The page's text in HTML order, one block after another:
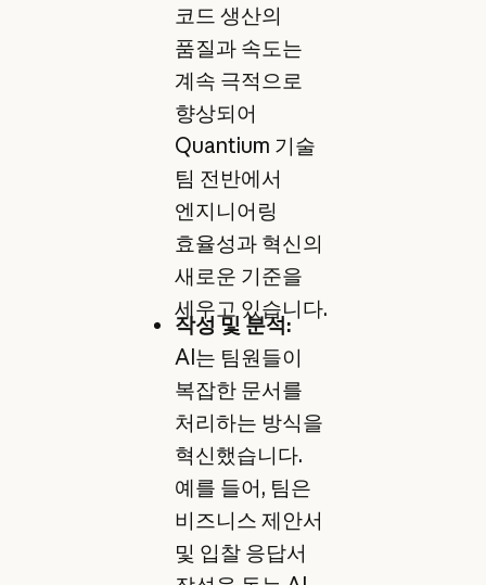
코드 생산의
품질과 속도는
계속 극적으로
향상되어
Quantium 기술
팀 전반에서
엔지니어링
효율성과 혁신의
새로운 기준을
세우고 있습니다.
작성 및 분석:
AI는 팀원들이
복잡한 문서를
처리하는 방식을
혁신했습니다.
예를 들어, 팀은
비즈니스 제안서
및 입찰 응답서